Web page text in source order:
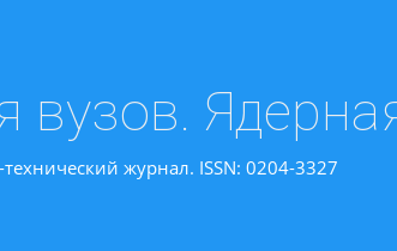
вузов.
журнал. ISSN: 0204-3327